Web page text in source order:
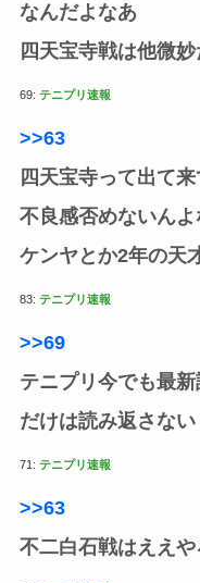
なんだよなあ
四天宝寺戦は他微妙
69: テニプリ速報
>>63
四天宝寺って出て
不良感否めないんよ
ケンヤとか2年の天
83: テニプリ速報
>>69
テニプリ今でも最
だけは読み返さない
71: テニプリ速報
>>63
不二白石戦はええや